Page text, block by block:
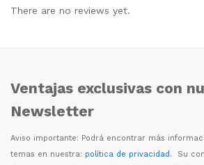
There are no reviews yet.
Ventajas exclusivas con
Newsletter
Aviso importante: Podrá encontrar más informaci
temas en nuestra: política de privacidad. Su